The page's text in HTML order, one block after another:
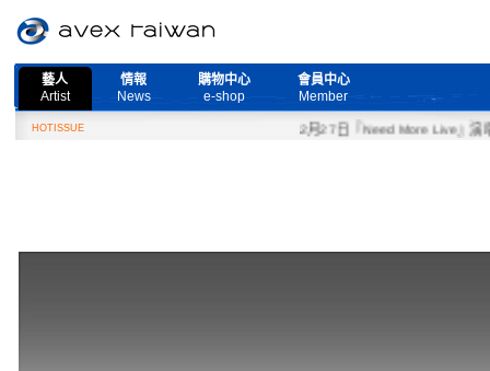
藝人
Artist
情報
News
購物中心
e-shop
會員中心
Member
HOTISSUE 2月27日『Need More Live』演唱會